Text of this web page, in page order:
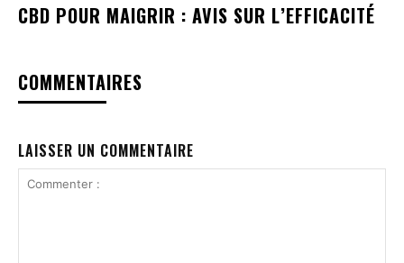
CBD POUR MAIGRIR : AVIS SUR L’EFFICACITÉ
COMMENTAIRES
LAISSER UN COMMENTAIRE